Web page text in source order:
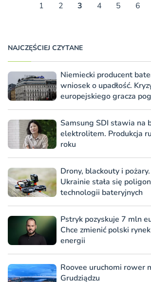
1 2 3 4 5 6
NAJCZĘŚCIEJ CZYTANE
Niemiecki producent
wniosek o upadłość.
europejskiego gracza
Samsung SDI stawia na
elektrolitem. Produkcja
roku
Drony, blackouty i
Ukrainie stała się
technologii bateryjnych
Pstryk pozyskuje 7 mln
Chce zmienić polski
energii
Roovee uruchomi rower
Grudziądzu